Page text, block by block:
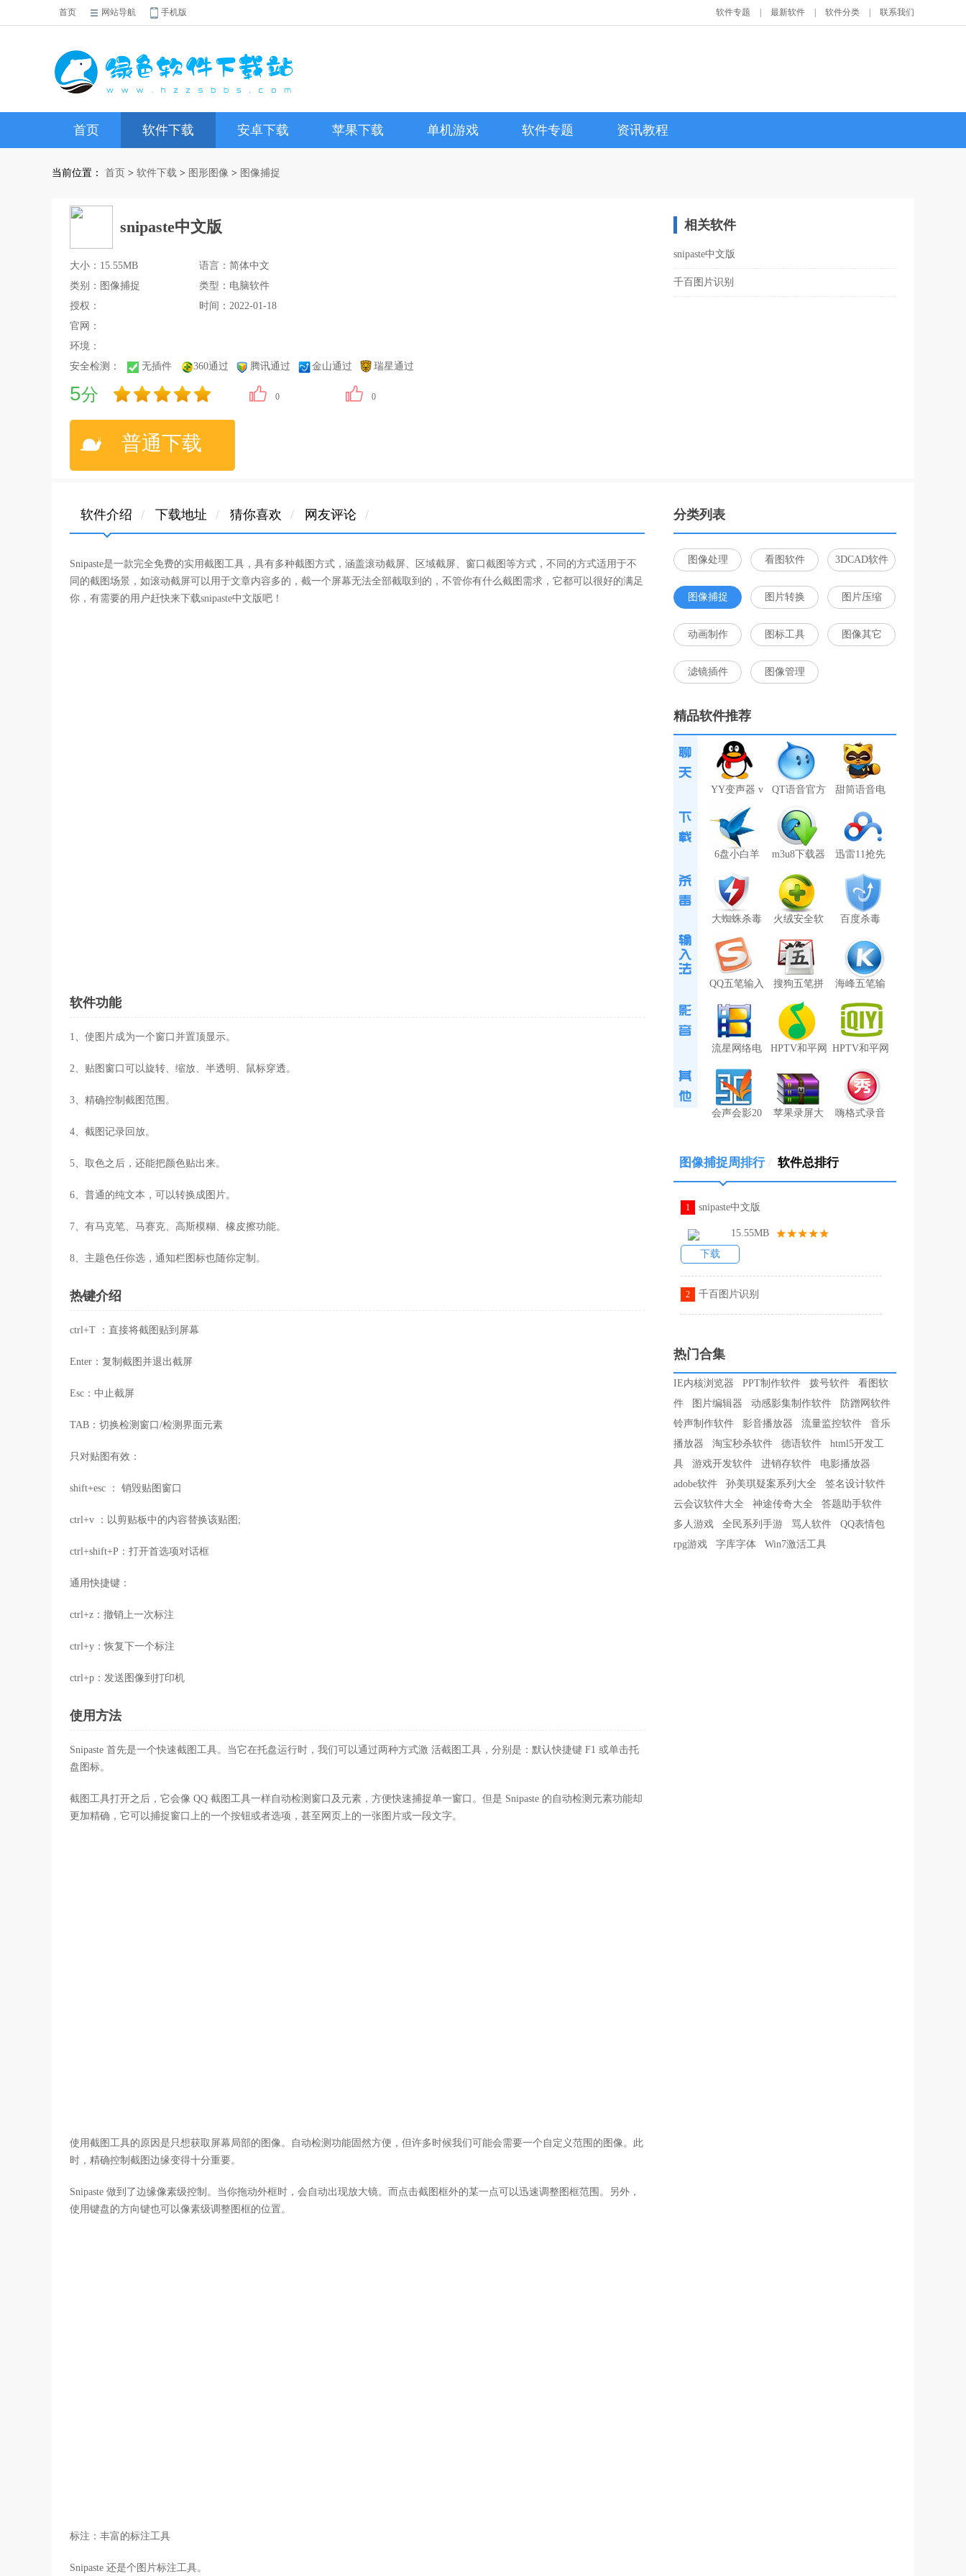
首页 网站导航 手机版 软件专题 最新软件 软件分类 联系我们
首页 软件下载 安卓下载 苹果下载 单机游戏 软件专题 资讯教程
当前位置： 首页 > 软件下载 > 图形图像 > 图像捕捉
snipaste中文版
大小：15.55MB
语言：简体中文
类别：图像捕捉
类型：电脑软件
授权：
时间：2022-01-18
官网：
环境：
安全检测：
无插件 360通过 腾讯通过 金山通过 瑞星通过
0 0
5分
普通下载
相关软件
snipaste中文版
千百图片识别
软件介绍 / 下载地址 / 猜你喜欢 / 网友评论 /
Snipaste是一款完全免费的实用截图工具，具有多种截图方式，涵盖滚动截屏、区域截屏、窗口截图等方式，不同的方式适用于不
同的截图场景，如滚动截屏可以用于文章内容多的，截一个屏幕无法全部截取到的，不管你有什么截图需求，它都可以很好的满足
你，有需要的用户赶快来下载snipaste中文版吧！
软件功能
1、使图片成为一个窗口并置顶显示。
2、贴图窗口可以旋转、缩放、半透明、鼠标穿透。
3、精确控制截图范围。
4、截图记录回放。
5、取色之后，还能把颜色贴出来。
6、普通的纯文本，可以转换成图片。
7、有马克笔、马赛克、高斯模糊、橡皮擦功能。
8、主题色任你选，通知栏图标也随你定制。
热键介绍
ctrl+T ：直接将截图贴到屏幕
Enter：复制截图并退出截屏
Esc：中止截屏
TAB：切换检测窗口/检测界面元素
只对贴图有效：
shift+esc ： 销毁贴图窗口
ctrl+v ：以剪贴板中的内容替换该贴图;
ctrl+shift+P：打开首选项对话框
通用快捷键：
ctrl+z：撤销上一次标注
ctrl+y：恢复下一个标注
ctrl+p：发送图像到打印机
使用方法
Snipaste 首先是一个快速截图工具。当它在托盘运行时，我们可以通过两种方式激 活截图工具，分别是：默认快捷键 F1 或单击托
盘图标。
截图工具打开之后，它会像 QQ 截图工具一样自动检测窗口及元素，方便快速捕捉单一窗口。但是 Snipaste 的自动检测元素功能却
更加精确，它可以捕捉窗口上的一个按钮或者选项，甚至网页上的一张图片或一段文字。
使用截图工具的原因是只想获取屏幕局部的图像。自动检测功能固然方便，但许多时候我们可能会需要一个自定义范围的图像。此
时，精确控制截图边缘变得十分重要。
Snipaste 做到了边缘像素级控制。当你拖动外框时，会自动出现放大镜。而点击截图框外的某一点可以迅速调整图框范围。另外，
使用键盘的方向键也可以像素级调整图框的位置。
标注：丰富的标注工具
Snipaste 还是个图片标注工具。
分类列表
图像处理 看图软件 3DCAD软件
图像捕捉 图片转换 图片压缩
动画制作 图标工具 图像其它
滤镜插件 图像管理
精品软件推荐
YY变声器 v QT语音官方 甜筒语音电
6盘小白羊 m3u8下载器 迅雷11抢先
大蜘蛛杀毒 火绒安全软 百度杀毒
QQ五笔输入 搜狗五笔拼 海峰五笔输
流星网络电 HPTV和平网 HPTV和平网
会声会影20 苹果录屏大 嗨格式录音
图像捕捉周排行 / 软件总排行
1 snipaste中文版
15.55MB
下载
2 千百图片识别
热门合集
IE内核浏览器 PPT制作软件 拨号软件
看图软
件
图片编辑器 动感影集制作软件
防蹭网软件
铃声制作软件
影音播放器 流量监控软件
音乐
播放器
淘宝秒杀软件 德语软件
html5开发工
具
游戏开发软件 进销存软件
电影播放器
adobe软件
孙美琪疑案系列大全
签名设计软件
云会议软件大全
神途传奇大全
答题助手软件
多人游戏
全民系列手游 骂人软件
QQ表情包
rpg游戏
字库字体 Win7激活工具